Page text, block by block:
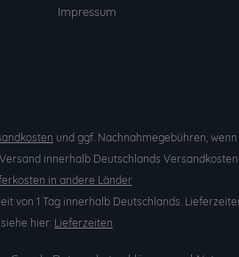
Impressum
und ggf. Nachnahmegebühren,
innerhalb Deutschlands
in andere Länder
von 1 Tag innerhalb Deutschlands.
siehe hier: Lieferzeiten.